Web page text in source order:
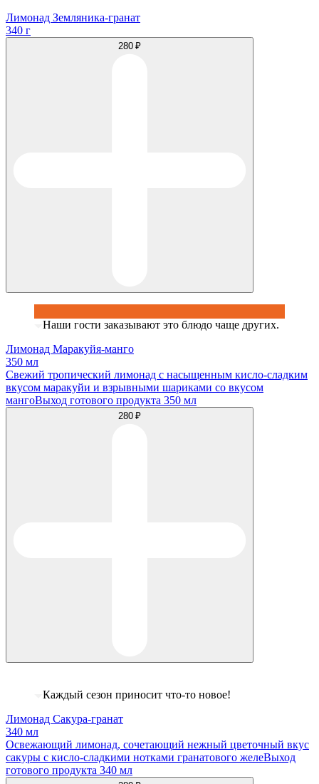
Лимонад Земляника-гранат
340 г
280 ₽
Наши гости заказывают это блюдо чаще других.
Лимонад Маракуйя-манго
350 мл
Свежий тропический лимонад с насыщенным кисло-сладким
вкусом маракуйи и взрывными шариками со вкусом
мангоВыход готового продукта 350 мл
280 ₽
Каждый сезон приносит что-то новое!
Лимонад Сакура-гранат
340 мл
Освежающий лимонад, сочетающий нежный цветочный вкус
сакуры с кисло-сладкими нотками гранатового желеВыход
готового продукта 340 мл